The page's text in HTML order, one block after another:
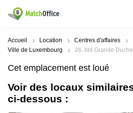
Rechercher / publier
Pages
de
Bureau
Villes
Populaires
Luxembourg
Recherches
populaires
Сoworking
Luxembourg
Aide
Qui sommes-nous?
Accueil Location Centres d'affaires
Ville de Luxembourg
26, bld Grande
Cet emplacement est loué
Voir des locaux
ci-dessous :